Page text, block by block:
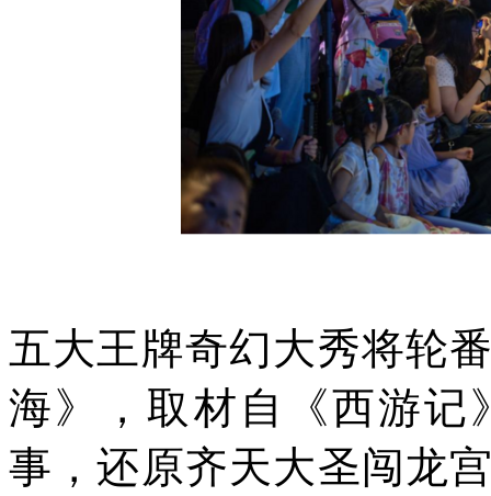
五大王牌奇幻大秀将轮
海》，取材自《西游记
事，还原齐天大圣闯龙